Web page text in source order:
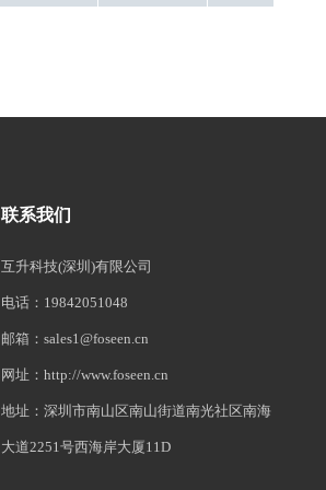
联系我们
互升科技(深圳)有限公司
电话：19842051048
邮箱：sales1@foseen.cn
网址：http://www.foseen.cn
地址：深圳市南山区南山街道南光社区南海
大道2251号西海岸大厦11D